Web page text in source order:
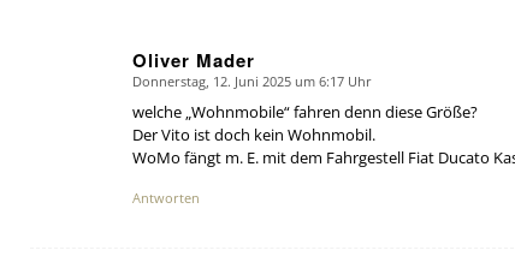
Oliver Mader
says:
Donnerstag, 12. Juni 2025 um 6:17 Uhr
welche „Wohnmobile“ fahren denn diese Größe?
Der Vito ist doch kein Wohnmobil.
WoMo fängt m. E. mit dem Fahrgestell Fiat Ducato
Antworten